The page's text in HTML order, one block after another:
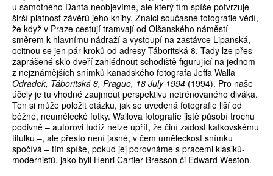
u samotného Danta neobjevíme, ale který tím spíše potvrzuje
širší platnost závěrů jeho knihy. Znalci současné fotografie vědí,
že když v Praze cestují tramvají od Olšanského náměstí
směrem k hlavnímu nádraží a vystoupí na zastávce Lipanská,
ocitnou se jen pár kroků od adresy Táboritská 8. Tady lze přes
zaprášené sklo dveří zahlédnout schodiště figurující na jednom
z nejznámějších snímků kanadského fotografa Jeffa Walla
Odradek, Táboritská 8, Prague, 18 July 1994 (1994). Pro naše
účely je tu vhodné zaujmout perspektivu netrénovaného diváka.
Ten si může položit otázku, jak se uvedená fotografie liší od
běžné, neumělecké fotky. Wallova fotografie jistě působí trochu
podivně – autorovi tudíž nelze upřít, že činí zadost kafkovskému
titulku –, ale přesto není jasné, v čem uměleckost snímku
spočívá – tím spíše, pokud jej porovnáme s pracemi klasiků-
modernistů, jako byli Henri Cartier-Bresson či Edward Weston.